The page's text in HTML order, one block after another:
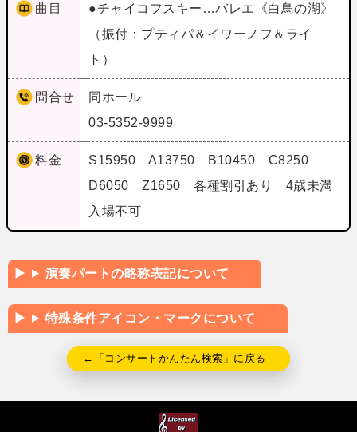
曲目
●チャイコフスキー…バレエ《白鳥の湖》
（振付：プティパ＆イワーノフ＆ライ
ト）
問合せ
同ホール
03-5352-9999
料金
S15950 A13750 B10450 C8250
D6050 Z1650 各種割引あり 4歳未満
入場不可
演奏パートの略称表記について
特殊条件アイコン・マークについて
←「コンサートかんたん検索」に戻る